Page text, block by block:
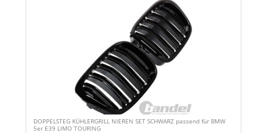
DOPPELSTEG KÜHLERGRILL NIEREN SET SCHWARZ passend für BMW
5er E39 LIMO TOURING